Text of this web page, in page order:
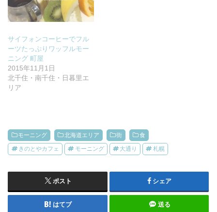
サイフォンコーヒーでフル
ーツたっぷりワッフルモー
ニング 町屋
2015年11月1日
北千住・南千住・日暮里エ
リア
モーニング 北海道エリア 街 食
きのとやカフェ モーニング 大通り 札幌
ポスト シェア
はてブ 送る